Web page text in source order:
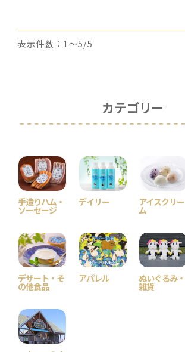
表示件数：1～5/5
カテゴリー
手造りハム・
ソーセージ
デイリー アイスクリー
ム
デザート・そ
の他食品
アパレル ぬいぐるみ・
雑貨